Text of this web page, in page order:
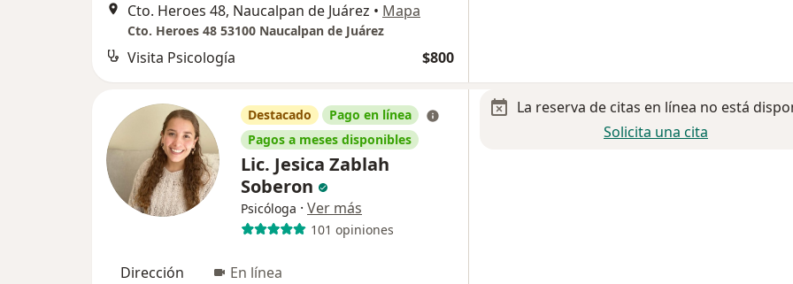
Cto. Heroes 48, Naucalpan de Juárez • Mapa
Cto. Heroes 48 53100 Naucalpan de Juárez
Visita Psicología $800
Destacado
Pago en línea
Pagos a meses disponibles
Lic. Jesica Zablah
Soberon
Psicóloga · Ver más
101 opiniones
Dirección En línea
La reserva de citas en línea no está
Solicita una cita